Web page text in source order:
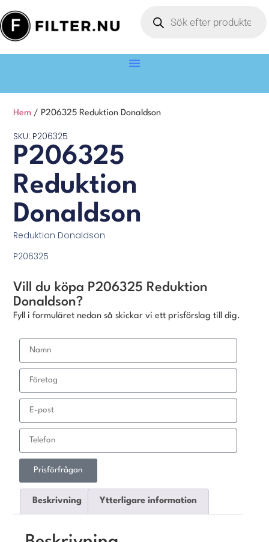
Hem / P206325 Reduktion Donaldson
SKU: P206325
P206325
Reduktion
Donaldson
Reduktion Donaldson
P206325
Vill du köpa P206325 Reduktion
Donaldson?
Fyll i formuläret nedan så skickar vi ett prisförslag till dig.
Prisförfrågan
Beskrivning Ytterligare information